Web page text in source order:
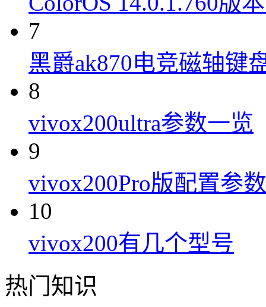
7
黑爵ak870电竞磁轴键
8
vivox200ultra参数一览
9
vivox200Pro版配置参数
10
vivox200有几个型号
热门知识